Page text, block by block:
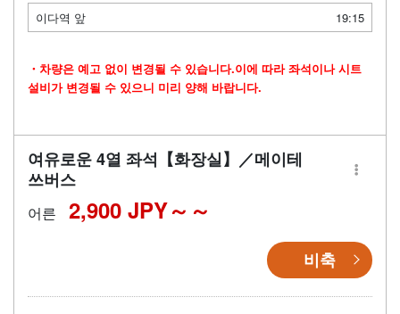
이다역 앞
19:15
・차량은 예고 없이 변경될 수 있습니다.이에 따라 좌석이나 시트
설비가 변경될 수 있으니 미리 양해 바랍니다.
여유로운 4열 좌석【화장실】／메이테
쓰버스
어른 2,900 JPY～
비축